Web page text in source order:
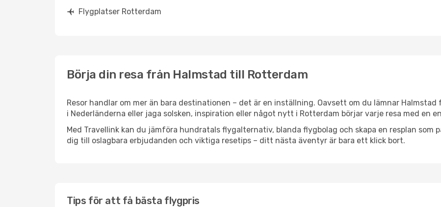
Flygplatser Rotterdam
Börja din resa från Halmstad till Rotterdam
Resor handlar om mer än bara destinationen – det är en inställning. Oavsett om du lämnar
i Nederländerna eller jaga solsken, inspiration eller något nytt i Rotterdam börjar varje resa med en
Med Travellink kan du jämföra hundratals flygalternativ, blanda flygbolag och skapa en resplan som
dig till oslagbara erbjudanden och viktiga resetips – ditt nästa äventyr är bara ett klick bort.
Tips för att få bästa flygpris